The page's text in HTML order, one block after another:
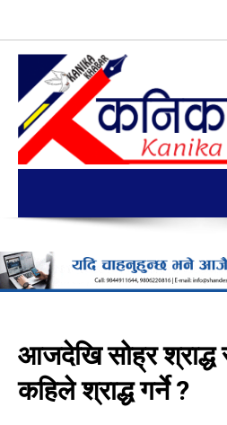
आजदेखि सोह्र
कहिले श्राद्ध गर्ने ?